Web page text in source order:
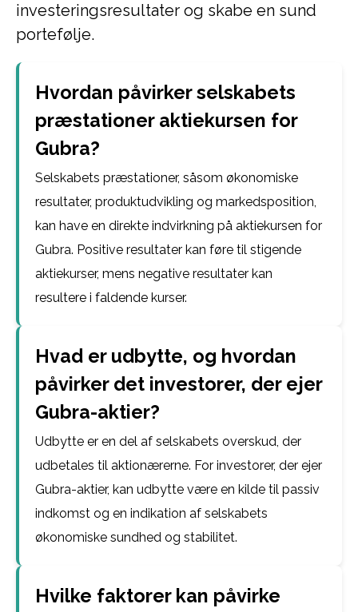
investeringsresultater og skabe en sund
portefølje.
Hvordan påvirker selskabets
præstationer aktiekursen for
Gubra?
Selskabets præstationer, såsom økonomiske
resultater, produktudvikling og markedsposition,
kan have en direkte indvirkning på aktiekursen for
Gubra. Positive resultater kan føre til stigende
aktiekurser, mens negative resultater kan
resultere i faldende kurser.
Hvad er udbytte, og hvordan
påvirker det investorer, der ejer
Gubra-aktier?
Udbytte er en del af selskabets overskud, der
udbetales til aktionærerne. For investorer, der ejer
Gubra-aktier, kan udbytte være en kilde til passiv
indkomst og en indikation af selskabets
økonomiske sundhed og stabilitet.
Hvilke faktorer kan påvirke